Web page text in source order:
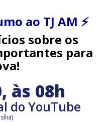
ao TJ AM ⚡
sobre os
para
às 08h
do YouTube